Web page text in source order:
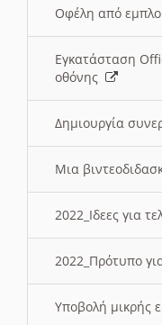
Οφέλη από
Εγκατάσταση
οθόνης
Δημιουργία
Μια
2022_Ιδεες για
2022_Πρότυπο
Υποβολή μικρής